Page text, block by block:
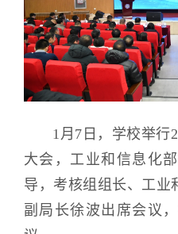
1月7日，学校举行
大会，工业和信息化
导，考核组组长、工业
副局长徐波出席会议